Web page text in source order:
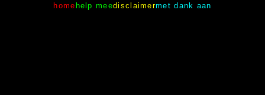
homehelp meedisclaimermet dank aan